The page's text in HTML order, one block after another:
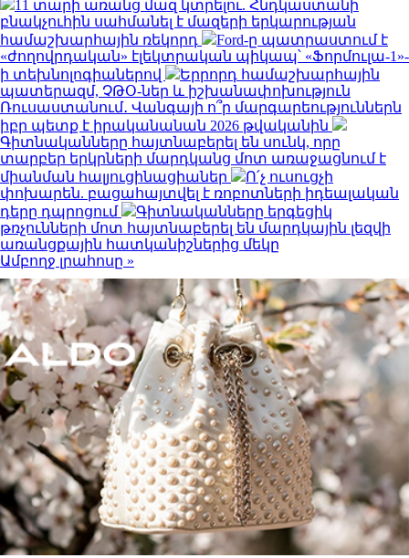
11 տարի առանց մազ կտրելու. Հնդկաստանի
բնակչուհին սահմանել է մազերի երկարության
համաշխարհային ռեկորդ
Ford-ը պատրաստում է
«ժողովրդական» էլեկտրական պիկապ՝ «Ֆորմուլա-1»-
ի տեխնոլոգիաներով
Երրորդ համաշխարհային
պատերազմ, ՉԹՕ-ներ և իշխանափոխություն
Ռուսաստանում․ Վանգայի ո՞ր մարգարեություններն
իբր պետք է իրականանան 2026 թվականին
Գիտնականները հայտնաբերել են սունկ, որը
տարբեր երկրների մարդկանց մոտ առաջացնում է
միանման հալյուցինացիաներ
Ո՛չ ուսուցչի
փոխարեն. բացահայտվել է ռոբոտների իդեալական
դերը դպրոցում
Գիտնականները երգեցիկ
թռչունների մոտ հայտնաբերել են մարդկային լեզվի
առանցքային հատկանիշներից մեկը
Ամբողջ լրահոսը »